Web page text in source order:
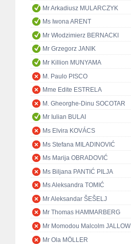
Mr Arkadiusz MULARCZYK
Ms Iwona ARENT
Mr Włodzimierz BERNACKI
Mr Grzegorz JANIK
Mr Killion MUNYAMA
M. Paulo PISCO
Mme Edite ESTRELA
M. Gheorghe-Dinu SOCOTAR
Mr Iulian BULAI
Ms Elvira KOVÁCS
Ms Stefana MILADINOVIĆ
Ms Marija OBRADOVIĆ
Ms Biljana PANTIĆ PILJA
Ms Aleksandra TOMIĆ
Mr Aleksandar ŠEŠELJ
Mr Thomas HAMMARBERG
Mr Momodou Malcolm JALLOW
Mr Ola MÖLLER